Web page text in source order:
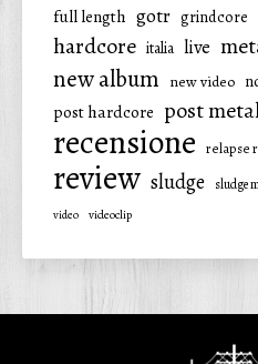
full length gotr grindcore
hardcore italia live
new album new video
post hardcore post
recensione relapse
review sludge sludge
video videoclip